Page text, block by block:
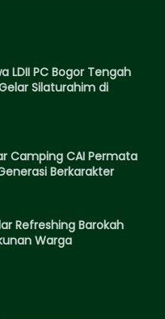
LDII PC Bogor Tengah
Silaturahim di
Camping CAI Permata
Berkarakter
Refreshing Barokah
Warga